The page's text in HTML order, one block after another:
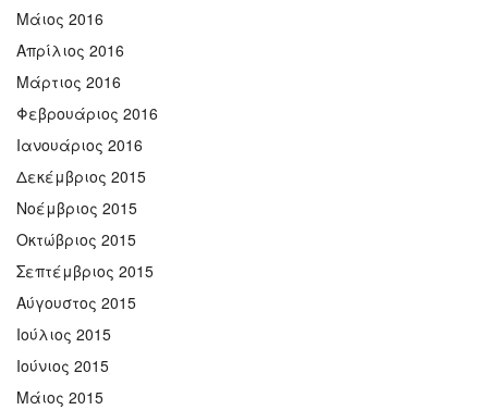
Μάιος 2016
Απρίλιος 2016
Μάρτιος 2016
Φεβρουάριος 2016
Ιανουάριος 2016
Δεκέμβριος 2015
Νοέμβριος 2015
Οκτώβριος 2015
Σεπτέμβριος 2015
Αύγουστος 2015
Ιούλιος 2015
Ιούνιος 2015
Μάιος 2015